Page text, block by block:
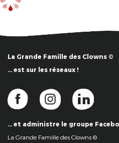
La Grande Famille des Clowns ©
… est sur les réseaux !
… et administre le groupe
La Grande Famille des Clowns ©